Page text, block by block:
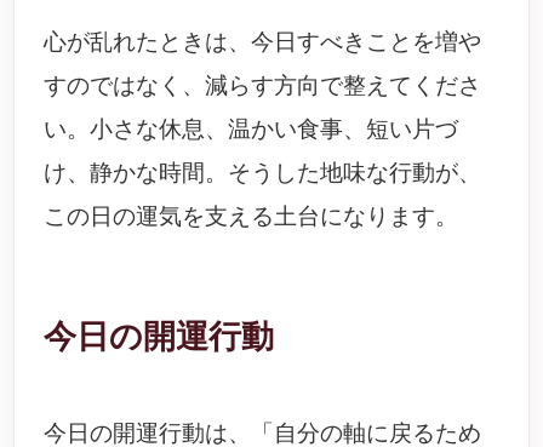
心が乱れたときは、今日すべきことを増や
すのではなく、減らす方向で整えてくださ
い。小さな休息、温かい食事、短い片づ
け、静かな時間。そうした地味な行動が、
この日の運気を支える土台になります。
今日の開運行動
今日の開運行動は、「自分の軸に戻るため